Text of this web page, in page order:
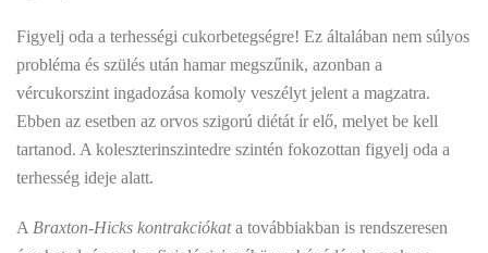
Figyelj oda a terhességi cukorbetegségre! Ez általában nem súlyos
probléma és szülés után hamar megszűnik, azonban a
vércukorszint ingadozása komoly veszélyt jelent a magzatra.
Ebben az esetben az orvos szigorú diétát ír elő, melyet be kell
tartanod. A koleszterinszintedre szintén fokozottan figyelj oda a
terhesség ideje alatt.
A Braxton-Hicks kontrakciókata továbbiakban is rendszeresen